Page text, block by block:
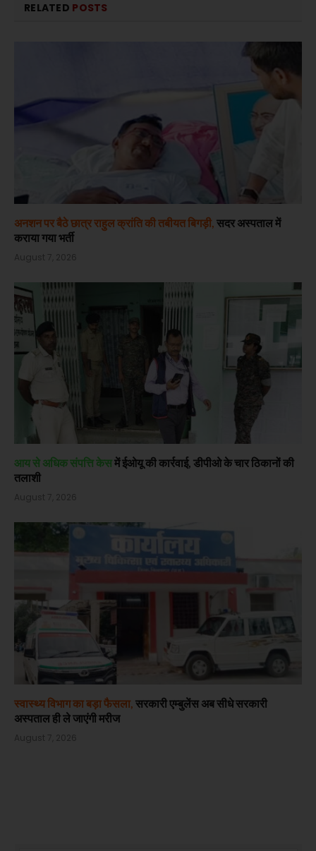
RELATED POSTS
अनशन पर बैठे छात्र राहुल क्रांति की तबीयत बिगड़ी, सदर अस्पताल में
कराया गया भर्ती
August 7, 2026
आय से अधिक संपत्ति केसमें ईओयू की कार्रवाई, डीपीओ के चार ठिकानों की
तलाशी
August 7, 2026
स्वास्थ्य विभाग का बड़ा फैसला, सरकारी एम्बुलेंस अब सीधे सरकारी
अस्पताल ही ले जाएंगी मरीज
August 7, 2026